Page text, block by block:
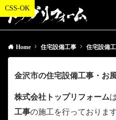
Home 住宅設備工事 住宅設備
金沢市の住宅設備工事・お
株式会社トップリフォーム
工事の施工を行っておりま